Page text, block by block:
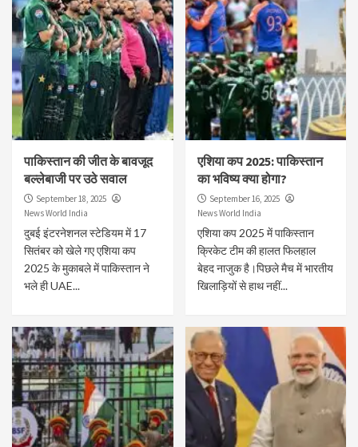
पाकिस्तान की जीत के बावजूद
बल्लेबाजी पर उठे सवाल
September 18, 2025
News World India
दुबई इंटरनेशनल स्टेडियम में 17
सितंबर को खेले गए एशिया कप
2025 के मुकाबले में पाकिस्तान ने
भले ही UAE...
एशिया कप 2025: पाकिस्तान
का भविष्य क्या होगा?
September 16, 2025
News World India
एशिया कप 2025 में पाकिस्तान
क्रिकेट टीम की हालत फिलहाल
बेहद नाजुक है।पिछले मैच में भारतीय
खिलाड़ियों से हाथ नहीं...